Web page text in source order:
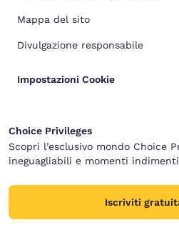
Mappa del sito
Divulgazione responsabile
Impostazioni Cookie
Choice Privileges
Scopri l’esclusivo mondo Choice
ineguagliabili e momenti
Iscriviti